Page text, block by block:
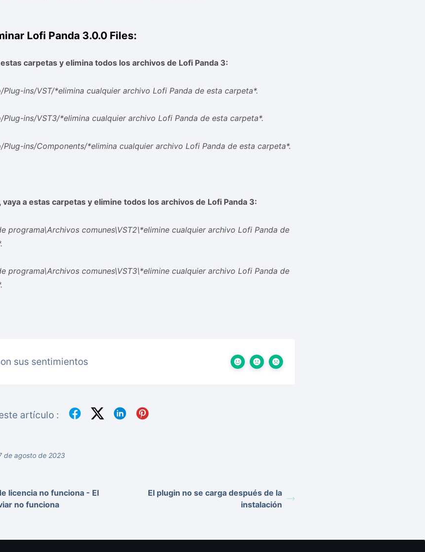
Lofi Panda 3.0.0 Files:
estas carpetas y elimina todos los archivos de Lofi Panda 3:
Plug-ins/VST/*elimina cualquier archivo Lofi Panda de esta carpeta*.
Plug-ins/VST3/*elimina cualquier archivo Lofi Panda de esta carpeta*.
Plug-ins/Components/*elimina cualquier archivo Lofi Panda de esta carpeta*.
vaya a estas carpetas y elimine todos los archivos de Lofi Panda 3:
programa\Archivos comunes\VST2\*elimine cualquier archivo Lofi Panda de
programa\Archivos comunes\VST3\*elimine cualquier archivo Lofi Panda de
sus sentimientos
artículo :
de agosto de 2023
licencia no funciona - El
no funciona
El plugin no se carga después de la
instalación